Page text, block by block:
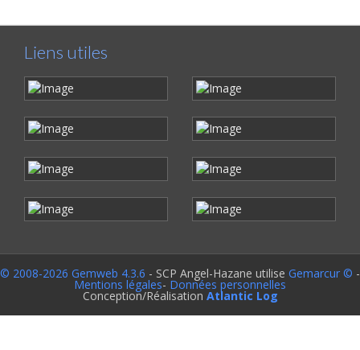
Liens utiles
© 2008-2026 Gemweb 4.3.6 - SCP Angel-Hazane utilise Gemarcur © -
Mentions légales- Données personnelles
Conception/Réalisation Atlantic Log